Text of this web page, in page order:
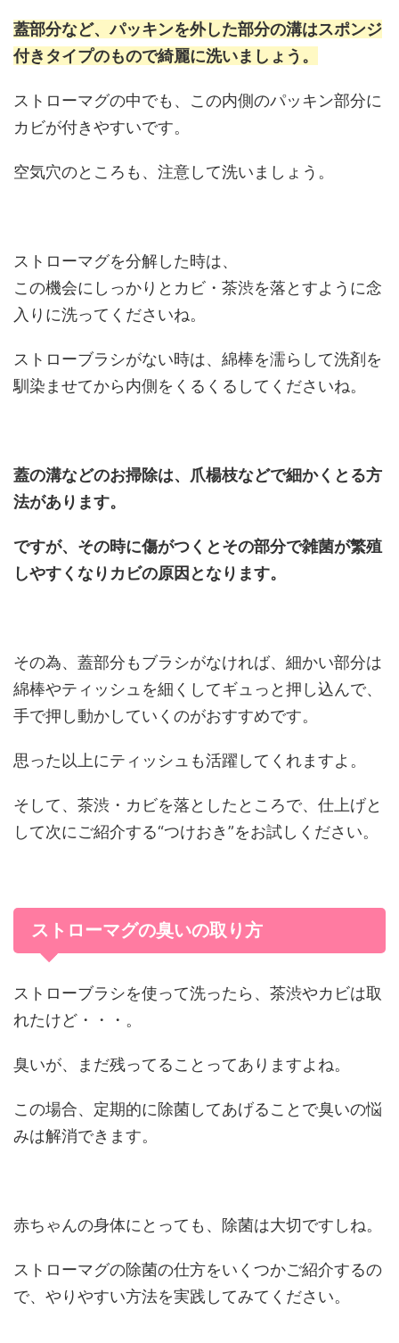
蓋部分など、パッキンを外した部分の溝はスポンジ
付きタイプのもので綺麗に洗いましょう。
ストローマグの中でも、この内側のパッキン部分に
カビが付きやすいです。
空気穴のところも、注意して洗いましょう。
ストローマグを分解した時は、
この機会にしっかりとカビ・茶渋を落とすように念
入りに洗ってくださいね。
ストローブラシがない時は、綿棒を濡らして洗剤を
馴染ませてから内側をくるくるしてくださいね。
蓋の溝などのお掃除は、爪楊枝などで細かくとる方
法があります。
ですが、その時に傷がつくとその部分で雑菌が繁殖
しやすくなりカビの原因となります。
その為、蓋部分もブラシがなければ、細かい部分は
綿棒やティッシュを細くしてギュっと押し込んで、
手で押し動かしていくのがおすすめです。
思った以上にティッシュも活躍してくれますよ。
そして、茶渋・カビを落としたところで、仕上げと
して次にご紹介する“つけおき”をお試しください。
ストローマグの臭いの取り方
ストローブラシを使って洗ったら、茶渋やカビは取
れたけど・・・。
臭いが、まだ残ってることってありますよね。
この場合、定期的に除菌してあげることで臭いの悩
みは解消できます。
赤ちゃんの身体にとっても、除菌は大切ですしね。
ストローマグの除菌の仕方をいくつかご紹介するの
で、やりやすい方法を実践してみてください。